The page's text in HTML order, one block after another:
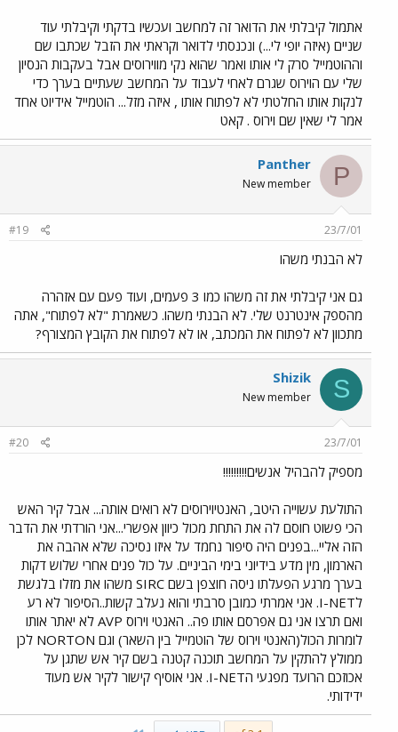
אתמול קיבלתי את הדואר זה למחשב ועכשיו בדקתי וקיבלתי עוד
שניים (איזה יופי לי...) ונכנסתי לדואר וקראתי את הזבל שכתבו שם
וההוטמייל סרק לי אותו ואמר שהוא נקי מווירוסים אבל בעקבות הנסיון
שלי עם הוירוס שגרם לאחי לעבוד על המחשב שעתיים בערך כדי
לנקות אותו החלטתי לא לפתוח אותו , איזה מזל... הוטמייל אידיוט אחד
אמר לי שאין שם וירוס . קאט
P
Panther
New member
23/7/01
#19
לא הבנתי משהו
גם אני קיבלתי את זה משהו כמו 3 פעמים, ועוד פעם עם אזהרה
מהספק אינטרנט שלי. לא הבנתי משהו. כשאמרת "לא לפתוח", אתה
מתכוון לא לפתוח את המכתב, או לא לפתוח את הקובץ המצורף?
S
Shizik
New member
23/7/01
#20
מספיק להבהיל אנשים!!!!!!!!!
התולעת עשוייה היטב, האנטיוירוסים לא רואים אותה... אבל קיר האש
הכי פשוט חוסם לה את התחת מכול כיוון אפשרי...אני הורדתי את הדבר
הזה אליי...בפנים היה סיפור נחמד על איזו נסיכה שלא אהבה את
הארמון, מין מדע בידיוני בימי הביניים. על כול פנים אחרי שלוש דקות
בערך מרגע הפעלתו ניסה חוצפן בשם SIRC משהו את מזלו בלגשת
לI-NET. אני אמרתי כמובן סרבתי והוא נעלב קשות..הסיפור לא רע
ואם תרצו אני גם אפרסם אותו פה.. האנטי וירוס AVP לא יאתר אותו
לומרות הכול(האנטי וירוס של הוטמייל בין השאר) וגם NORTON לכן
ממולץ להתקין על המחשב תוכנה קטנה בשם קיר אש שתגן על
אכוזכם הרועד מפגעי הI-NET. אני אוסיף קישור לקיר אש מעוד
ידידותי.